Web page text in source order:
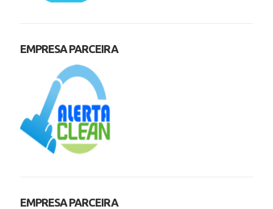
EMPRESA PARCEIRA
EMPRESA PARCEIRA